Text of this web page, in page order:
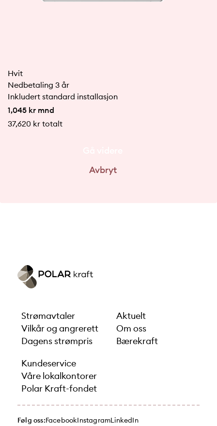
Hvit
Nedbetaling 3 år
Inkludert standard installasjon
1,045 kr mnd
37,620 kr totalt
Avbryt
Strømavtaler
Vilkår og angrerett
Dagens strømpris
Aktuelt
Om oss
Bærekraft
Kundeservice
Våre lokalkontorer
Polar Kraft-fondet
Følg oss:FacebookInstagramLinkedIn